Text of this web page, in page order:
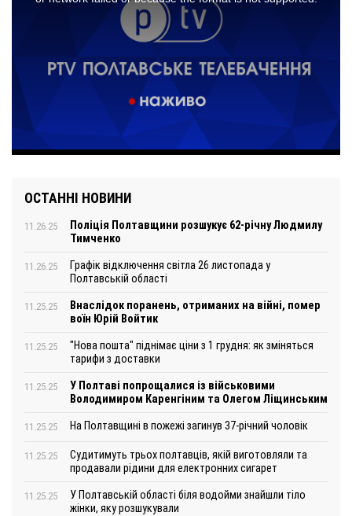
ОСТАННІ НОВИНИ
11.26.25
Поліція Полтавщини розшукує 62-річну Людмилу
Тимченко
11.26.25
Графік відключення світла 26 листопада у
Полтавській області
11.25.25
Внаслідок поранень, отриманих на війні, помер
воїн Юрій Войтик
11.25.25
"Нова пошта" піднімає ціни з 1 грудня: як зміняться
тарифи з доставки
11.25.25
У Полтаві попрощалися із військовими
Володимиром Каренгіним та Олегом Ліщинським
11.25.25 На Полтавщині в пожежі загинув 37-річний чоловік
11.25.25
Судитимуть трьох полтавців, якій виготовляли та
продавали рідини для електронних сигарет
11.25.25
У Полтавській області біля водойми знайшли тіло
жінки, яку розшукували